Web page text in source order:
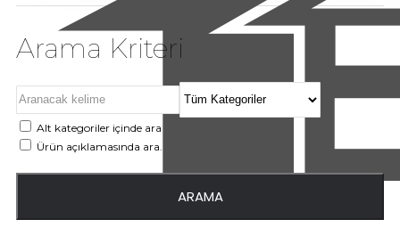
Arama Kriteri
Alt kategoriler içinde ara
Ürün açıklamasında ara.
ARAMA